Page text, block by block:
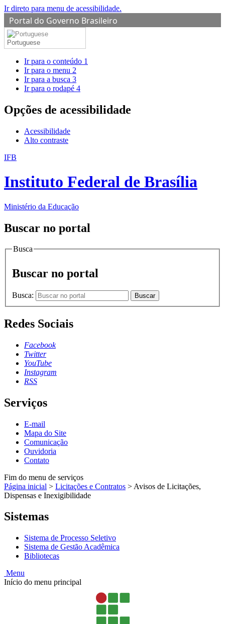
Ir direto para menu de acessibilidade.
Portal do Governo Brasileiro
Portuguese
Ir para o conteúdo 1
Ir para o menu 2
Ir para a busca 3
Ir para o rodapé 4
Opções de acessibilidade
Acessibilidade
Alto contraste
IFB
Instituto Federal de Brasília
Ministério da Educação
Buscar no portal
Busca
Buscar no portal
Busca: Buscar
Redes Sociais
Facebook
Twitter
YouTube
Instagram
RSS
Serviços
E-mail
Mapa do Site
Comunicação
Ouvidoria
Contato
Fim do menu de serviços
Página inicial > Licitações e Contratos > Avisos de Licitações,
Dispensas e Inexigibilidade
Sistemas
Sistema de Processo Seletivo
Sistema de Gestão Acadêmica
Bibliotecas
Menu
Início do menu principal